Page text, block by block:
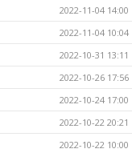
2022-11-04 14:00
2022-11-04 10:04
2022-10-31 13:11
2022-10-26 17:56
2022-10-24 17:00
2022-10-22 20:21
2022-10-22 10:00